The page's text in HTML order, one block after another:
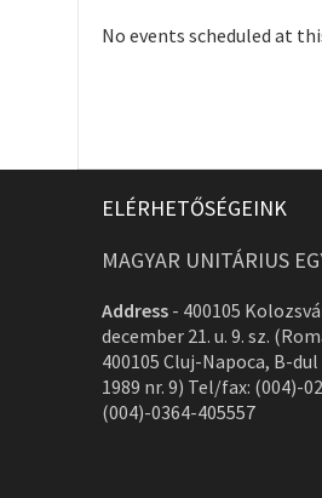
No events scheduled at
ELÉRHETŐSÉGEINK
MAGYAR UNITÁRIUS
Address - 400105
december 21. u. 9. sz.
400105 Cluj-Napoca, B-
1989 nr. 9) Tel/fax: (004)-
(004)-0364-405557